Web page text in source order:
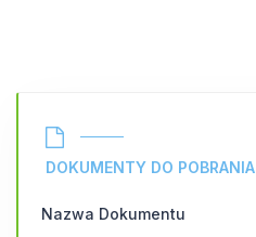
DOKUMENTY DO POBRANIA
Nazwa Dokumentu